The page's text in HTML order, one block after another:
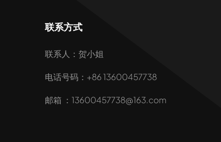
联系方式
联系人：贺小姐
电话号码：+86 13600457738
邮箱 ：13600457738@163.com